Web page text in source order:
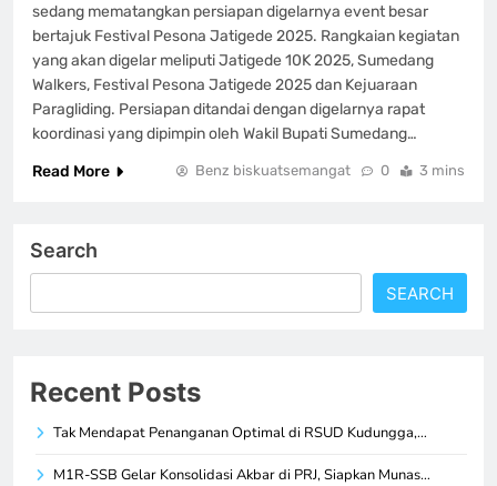
sedang mematangkan persiapan digelarnya event besar
bertajuk Festival Pesona Jatigede 2025. Rangkaian kegiatan
yang akan digelar meliputi Jatigede 10K 2025, Sumedang
Walkers, Festival Pesona Jatigede 2025 dan Kejuaraan
Paragliding. Persiapan ditandai dengan digelarnya rapat
koordinasi yang dipimpin oleh Wakil Bupati Sumedang…
Read More
Benz biskuatsemangat 0 3 mins
Search
SEARCH
Recent Posts
Tak Mendapat Penanganan Optimal di RSUD Kudungga,…
M1R-SSB Gelar Konsolidasi Akbar di PRJ, Siapkan Munas…